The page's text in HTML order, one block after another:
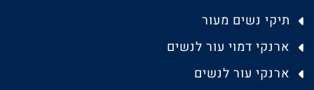
תיקי נשים מעור
ארנקי דמוי עור לנשים
ארנקי עור לנשים